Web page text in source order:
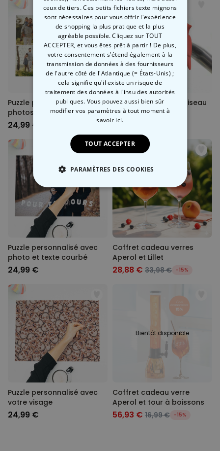
Puzzle personnalisé avec 4
photos et texte
24,99 €
Sonnette de vélo – Oiseau
14,99 €
Puzzle personnalisé avec
photo et texte courbé
24,99 €
Coffret cadeau verres
Aperol et Lillet
28,88 € 33,98 € -15%
Puzzle personnalisé avec
votre visage
24,99 €
Bientôt disponible
Coffret cadeau verre
Aperol et tour à boissons
56,93 € 16,99 € -15%
ceux de tiers. Ces petits fichiers texte mignons
sont nécessaires pour vous offrir l'expérience
de shopping la plus pratique et la plus
agréable possible. Cliquez sur TOUT
ACCEPTER, et vous êtes prêt à partir ! De plus,
votre consentement s'étend également à la
transmission de données à des fournisseurs
de l'autre côté de l'Atlantique (= États-Unis) ;
cela signifie qu'il existe un risque de
traitement des données à l'insu des autorités
publiques. Vous pouvez aussi bien sûr
modifier vos paramètres à tout moment à
savoir ici.
TOUT ACCEPTER
PARAMÈTRES DES COOKIES
STRICTEMENT NÉCESSAIRE
PERFORMANCE
COMMERCIALISATION
NON CLASSÉ